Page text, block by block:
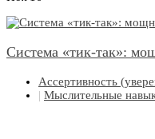
Система «тик-так»:
Ассертивность
| Мыслительные